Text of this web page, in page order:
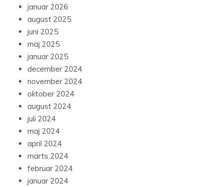
januar 2026
august 2025
juni 2025
maj 2025
januar 2025
december 2024
november 2024
oktober 2024
august 2024
juli 2024
maj 2024
april 2024
marts 2024
februar 2024
januar 2024